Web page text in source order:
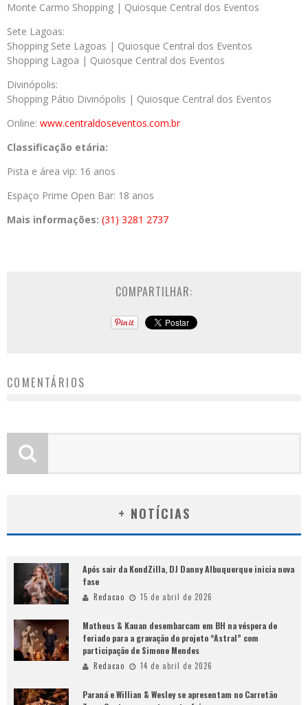
Monte Carmo Shopping | Quiosque Central dos Eventos
Sete Lagoas:
Shopping Sete Lagoas | Quiosque Central dos Eventos
Shopping Lagoa | Quiosque Central dos Eventos
Divinópolis:
Shopping Pátio Divinópolis | Quiosque Central dos Eventos
Online: www.centraldoseventos.com.br
Classificação etária:
Pista e área vip: 16 anos
Espaço Prime Open Bar: 18 anos
Mais informações: (31) 3281 2737
COMPARTILHAR:
COMENTÁRIOS
+ NOTÍCIAS
Após sair da KondZilla, DJ Danny Albuquerque inicia nova
fase
Redacao 15 de abril de 2026
Matheus & Kauan desembarcam em BH na véspera de
feriado para a gravação do projeto “Astral” com
participação de Simone Mendes
Redacao 14 de abril de 2026
Paraná e Willian & Wesley se apresentam no Carretão